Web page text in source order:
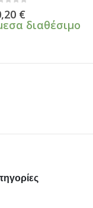
€
διαθέσιμο